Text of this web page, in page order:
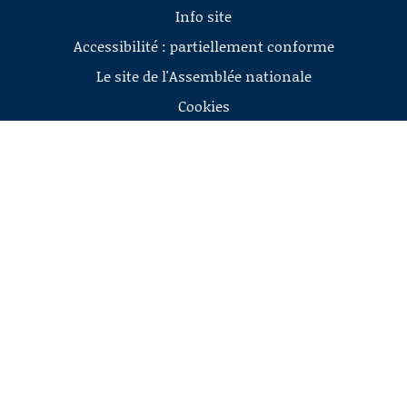
Info site
Accessibilité : partiellement conforme
Le site de l'Assemblée nationale
Cookies